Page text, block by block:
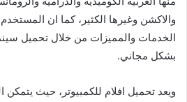
والاكشن وغيرها الكثير، كما ان
الخدمات والمميزات من خلال تحميل
بشكل مجاني.
ويعد تحميل افلام للكمبيوتر، حيث يتمكن